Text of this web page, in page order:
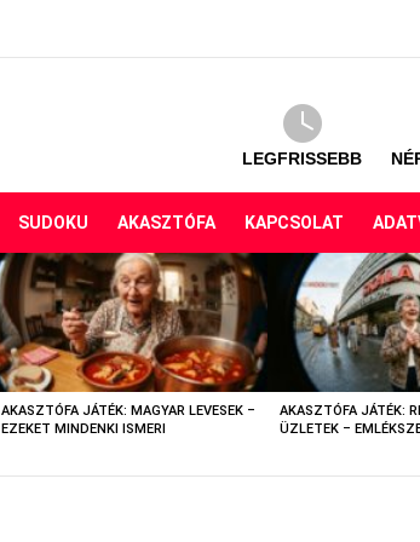
LEGFRISSEBB
SUDOKU AKASZTÓFA KAPCSOLAT
AKASZTÓFA JÁTÉK: MAGYAR LEVESEK –
EZEKET MINDENKI ISMERI
AKASZTÓFA JÁTÉK:
ÜZLETEK –